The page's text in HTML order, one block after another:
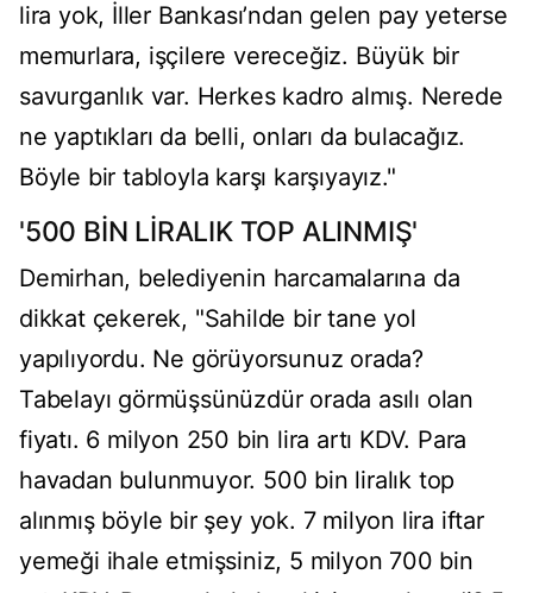
lira yok, İller Bankası’ndan gelen pay yeterse
memurlara, işçilere vereceğiz. Büyük bir
savurganlık var. Herkes kadro almış. Nerede
ne yaptıkları da belli, onları da bulacağız.
Böyle bir tabloyla karşı karşıyayız."
'500 BİN LİRALIK TOP ALINMIŞ'
Demirhan, belediyenin harcamalarına da
dikkat çekerek, "Sahilde bir tane yol
yapılıyordu. Ne görüyorsunuz orada?
Tabelayı görmüşsünüzdür orada asılı olan
fiyatı. 6 milyon 250 bin lira artı KDV. Para
havadan bulunmuyor. 500 bin liralık top
alınmış böyle bir şey yok. 7 milyon lira iftar
yemeği ihale etmişsiniz, 5 milyon 700 bin